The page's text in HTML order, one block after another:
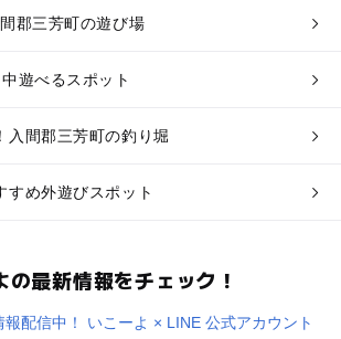
郡三芳町の遊び場
遊べるスポット
入間郡三芳町の釣り堀
すめ外遊びスポット
最新情報をチェック！